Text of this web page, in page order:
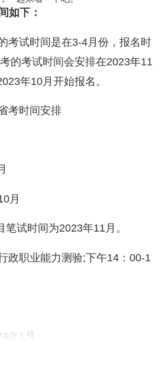
如下：
考试时间是在3-4月份，报名时
的考试时间会安排在2023年11
年10月开始报名。
考时间安排
月
试时间为2023年11月。
政职业能力测验;下午14：00-1
年1月